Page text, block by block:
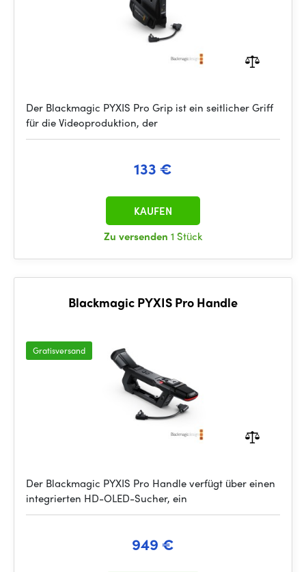
Der Blackmagic PYXIS Pro Grip ist ein seitlicher Griff
für die Videoproduktion, der
133 €
Zu versenden 1 Stück
KAUFEN
Blackmagic PYXIS Pro Handle
Gratisversand
Der Blackmagic PYXIS Pro Handle verfügt über einen
integrierten HD-OLED-Sucher, ein
949 €